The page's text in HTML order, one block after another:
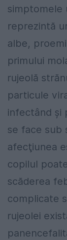
simptomele
reprezintă
albe,
primului
rujeolă
particule
infectând şi
se face sub
afecţiunea
copilul
scăderea
complicate
rujeolei